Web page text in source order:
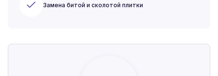
Замена битой и сколотой плитки